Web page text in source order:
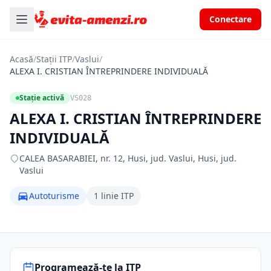
Conectare
Acasă/Stații ITP/Vaslui/
ALEXA I. CRISTIAN ÎNTREPRINDERE INDIVIDUALĂ
Stație activă VS028
ALEXA I. CRISTIAN ÎNTREPRINDERE
INDIVIDUALĂ
CALEA BASARABIEI, nr. 12, Husi, jud. Vaslui, Husi, jud.
Vaslui
Autoturisme 1 linie ITP
Programează-te la ITP